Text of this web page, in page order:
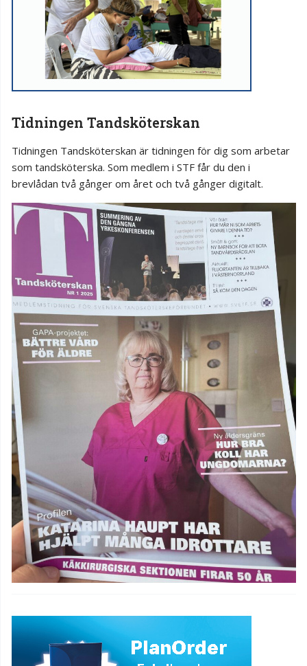
Tidningen Tandsköterskan
Tidningen Tandsköterskan är tidningen för dig som arbetar
som tandsköterska. Som medlem i STF får du den i
brevlådan två gånger om året och två gånger digitalt.